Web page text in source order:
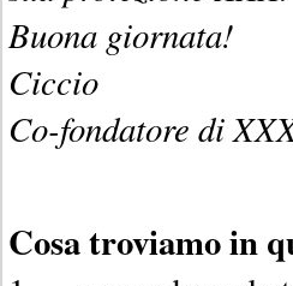
Buona giornata!
Ciccio
Co-fondatore di
Cosa troviamo in